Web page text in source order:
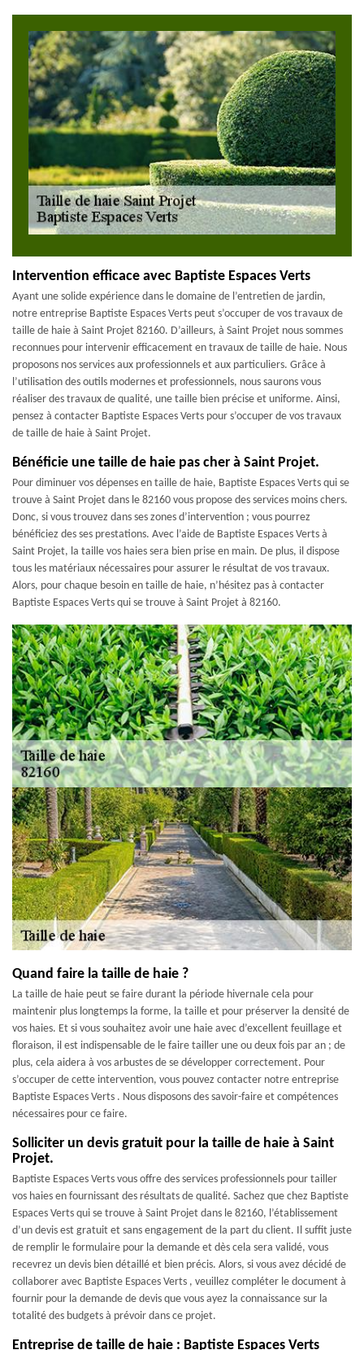
Intervention efficace avec Baptiste Espaces Verts
Ayant une solide expérience dans le domaine de l’entretien de jardin,
notre entreprise Baptiste Espaces Verts peut s’occuper de vos travaux de
taille de haie à Saint Projet 82160. D’ailleurs, à Saint Projet nous sommes
reconnues pour intervenir efficacement en travaux de taille de haie. Nous
proposons nos services aux professionnels et aux particuliers. Grâce à
l’utilisation des outils modernes et professionnels, nous saurons vous
réaliser des travaux de qualité, une taille bien précise et uniforme. Ainsi,
pensez à contacter Baptiste Espaces Verts pour s’occuper de vos travaux
de taille de haie à Saint Projet.
Bénéficie une taille de haie pas cher à Saint Projet.
Pour diminuer vos dépenses en taille de haie, Baptiste Espaces Verts qui se
trouve à Saint Projet dans le 82160 vous propose des services moins chers.
Donc, si vous trouvez dans ses zones d’intervention ; vous pourrez
bénéficiez des ses prestations. Avec l’aide de Baptiste Espaces Verts à
Saint Projet, la taille vos haies sera bien prise en main. De plus, il dispose
tous les matériaux nécessaires pour assurer le résultat de vos travaux.
Alors, pour chaque besoin en taille de haie, n’hésitez pas à contacter
Baptiste Espaces Verts qui se trouve à Saint Projet à 82160.
Quand faire la taille de haie ?
La taille de haie peut se faire durant la période hivernale cela pour
maintenir plus longtemps la forme, la taille et pour préserver la densité de
vos haies. Et si vous souhaitez avoir une haie avec d’excellent feuillage et
floraison, il est indispensable de le faire tailler une ou deux fois par an ; de
plus, cela aidera à vos arbustes de se développer correctement. Pour
s’occuper de cette intervention, vous pouvez contacter notre entreprise
Baptiste Espaces Verts . Nous disposons des savoir-faire et compétences
nécessaires pour ce faire.
Solliciter un devis gratuit pour la taille de haie à Saint
Projet.
Baptiste Espaces Verts vous offre des services professionnels pour tailler
vos haies en fournissant des résultats de qualité. Sachez que chez Baptiste
Espaces Verts qui se trouve à Saint Projet dans le 82160, l’établissement
d’un devis est gratuit et sans engagement de la part du client. Il suffit juste
de remplir le formulaire pour la demande et dès cela sera validé, vous
recevrez un devis bien détaillé et bien précis. Alors, si vous avez décidé de
collaborer avec Baptiste Espaces Verts , veuillez compléter le document à
fournir pour la demande de devis que vous ayez la connaissance sur la
totalité des budgets à prévoir dans ce projet.
Entreprise de taille de haie : Baptiste Espaces Verts